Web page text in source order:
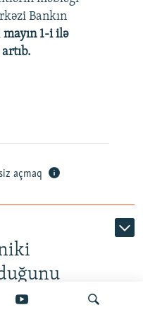
480p
480p
720p
Bankın
mayın 1-i ilə
açmaq